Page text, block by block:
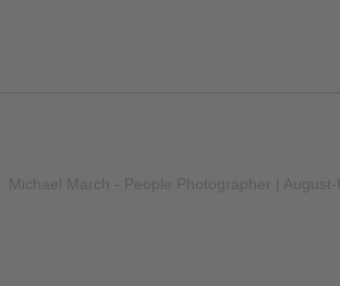
Michael March - People Photographer |